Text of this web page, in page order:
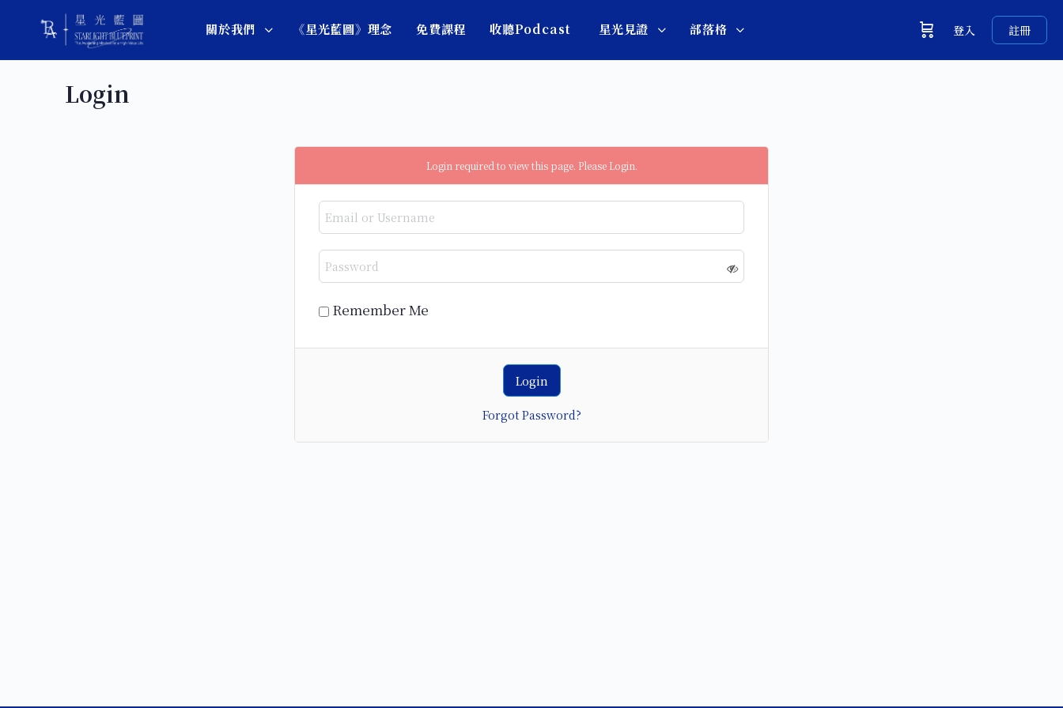
關於我們 《星光藍圖》理念 免費課程 收聽Podcast 星光見證 部落格 登入 註冊
Login
Login required to view this page. Please Login.
Remember Me
Forgot Password?